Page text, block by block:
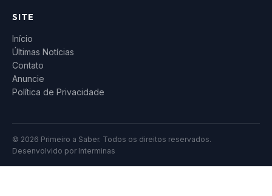
SITE
Início
Últimas Notícias
Contato
Anuncie
Política de Privacidade
© 2026 Primeiro a Saber. Todos os direitos reservados.
Desenvolvido por Interminas